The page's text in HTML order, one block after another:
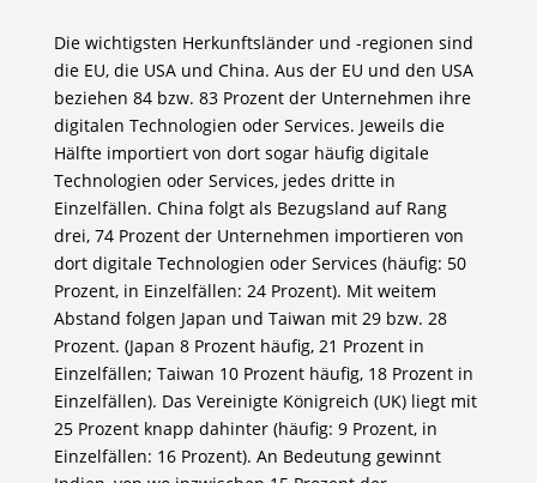
Die wichtigsten Herkunftsländer und -regionen sind
die EU, die USA und China. Aus der EU und den USA
beziehen 84 bzw. 83 Prozent der Unternehmen ihre
digitalen Technologien oder Services. Jeweils die
Hälfte importiert von dort sogar häufig digitale
Technologien oder Services, jedes dritte in
Einzelfällen. China folgt als Bezugsland auf Rang
drei, 74 Prozent der Unternehmen importieren von
dort digitale Technologien oder Services (häufig: 50
Prozent, in Einzelfällen: 24 Prozent). Mit weitem
Abstand folgen Japan und Taiwan mit 29 bzw. 28
Prozent. (Japan 8 Prozent häufig, 21 Prozent in
Einzelfällen; Taiwan 10 Prozent häufig, 18 Prozent in
Einzelfällen). Das Vereinigte Königreich (UK) liegt mit
25 Prozent knapp dahinter (häufig: 9 Prozent, in
Einzelfällen: 16 Prozent). An Bedeutung gewinnt